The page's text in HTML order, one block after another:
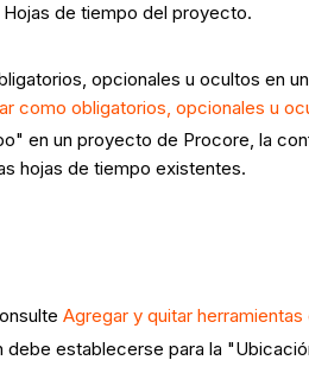
de tiempo del proyecto.
opcionales u ocultos en
como obligatorios, opcionales u
en un proyecto de Procore, la
hojas de tiempo existentes.
Agregar y quitar
establecerse para la